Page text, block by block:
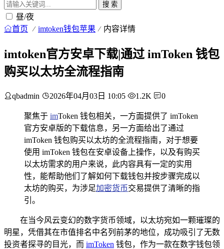
搜 索
昼/夜
首页 imtoken钱包苹果 内容详情
imtoken官方安卓下载|通过 imToken 钱包
购买以太坊全流程指南
qbadmin 2026年04月03日 10:05 1.2K 0
聚焦于 imToken 钱包相关，一方面提供了 imToken
官方安卓版的下载信息，另一方面给出了通过
imToken 钱包购买以太坊的全流程指南，对于想要
使用 imToken 钱包在安卓设备上操作，以及有购买
以太坊需求的用户来说，此内容具有一定的实用
性，能帮助他们了解如何下载钱包并按步骤完成以
太坊的购买，为涉足加密货币交易提供了清晰的指
引。
在当今风云变幻的数字货币领域，以太坊宛如一颗璀璨的
明星，凭借其在市值排名中名列前茅的地位，成功吸引了无数
投资者探寻的目光，而 imToken 钱包，作为一款在数字钱包领